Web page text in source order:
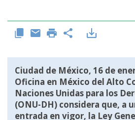
Ciudad de México, 16 de
Oficina en México del Alto
Naciones Unidas para los
(ONU-DH) considera que, a
entrada en vigor, la Ley